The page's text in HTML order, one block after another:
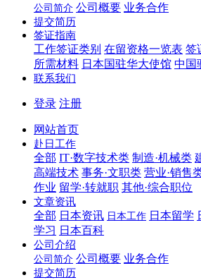
公司简介 公司概要 业务合作
提交简历
签证指南
工作签证类别 在留资格一览表 签
所需材料 日本国驻华大使馆 中国
联系我们
登录 注册
网站首页
赴日工作
全部 IT·数字技术类 制造·机械类
高端技术 事务·文职类 营业·销售
作业 留学·转就职 其他·综合职位
文章资讯
全部 日本资讯 日本工作 日本留学
学习 日本百科
公司介绍
公司简介 公司概要 业务合作
提交简历